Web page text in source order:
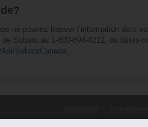
ne pouvez trouver l’information dont
Subaru au 1-800-894-4212, ou
.